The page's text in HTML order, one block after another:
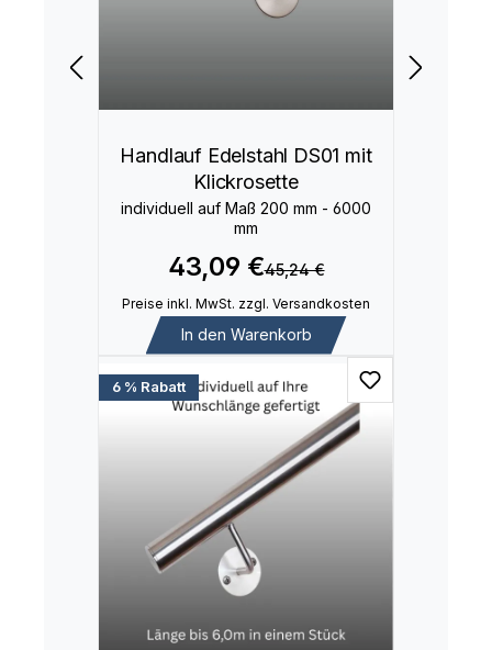
Handlauf Edelstahl DS01 mit
Klickrosette
individuell auf Maß 200 mm - 6000
mm
43,09 €45,24 €
Preise inkl. MwSt. zzgl. Versandkosten
In den Warenkorb
6 % Rabatt